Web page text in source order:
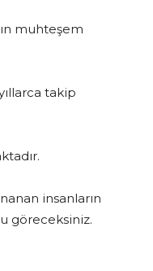
muhteşem
takip
insanların
göreceksiniz.